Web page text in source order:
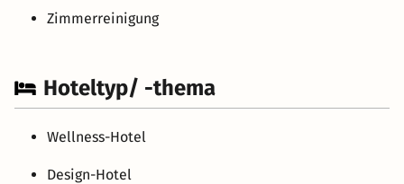
Zimmerreinigung
Hoteltyp/ -thema
Wellness-Hotel
Design-Hotel